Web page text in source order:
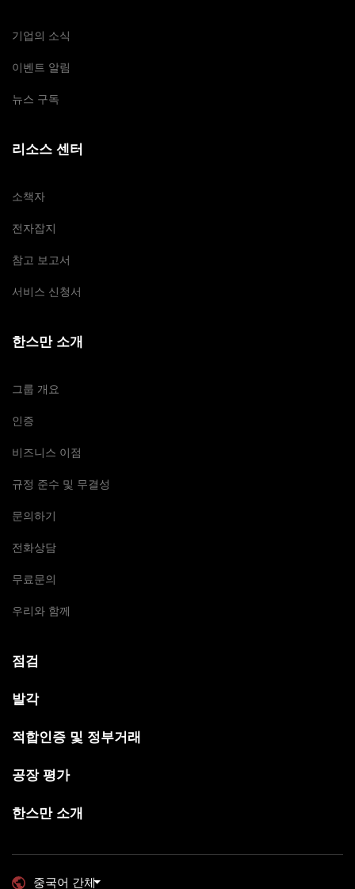
기업의 소식
이벤트 알림
뉴스 구독
리소스 센터
소책자
전자잡지
참고 보고서
서비스 신청서
한스만 소개
그룹 개요
인증
비즈니스 이점
규정 준수 및 무결성
문의하기
전화상담
무료문의
우리와 함께
점검
발각
적합인증 및 정부거래
공장 평가
한스만 소개
중국어 간체